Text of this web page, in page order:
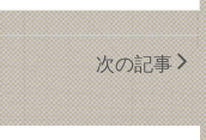
次の記事